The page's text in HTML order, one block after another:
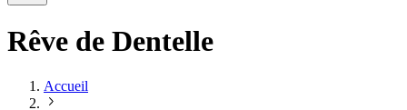
Rêve de Dentelle
Accueil